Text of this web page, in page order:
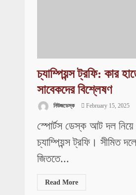
চ্যাম্পিয়ন্স ট্রফি: কার
সাবেকদের বিশ্লেষণ
নিউজডেস্ক February 15, 2025
স্পোর্টস ডেস্ক আট দল নিয়ে
চ্যাম্পিয়ন্স ট্রফি। সীমিত
জিততে...
Read More